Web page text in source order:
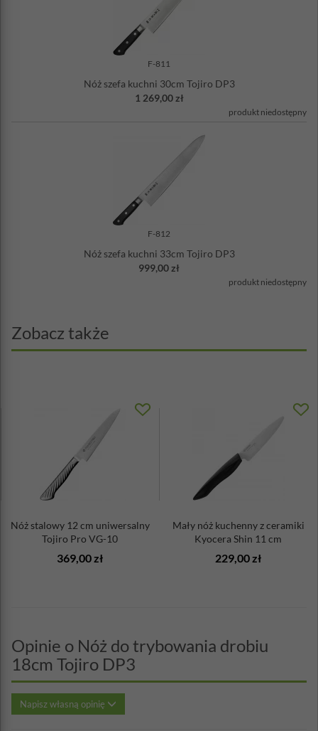
F-811
Nóż szefa kuchni 30cm Tojiro DP3
1 269,00 zł
produkt niedostępny
F-812
Nóż szefa kuchni 33cm Tojiro DP3
999,00 zł
produkt niedostępny
Zobacz także
Nóż stalowy 12 cm uniwersalny
Tojiro Pro VG-10
369,00 zł
Mały nóż kuchenny z ceramiki
Kyocera Shin 11 cm
229,00 zł
Opinie o Nóż do trybowania drobiu
18cm Tojiro DP3
Napisz własną opinię